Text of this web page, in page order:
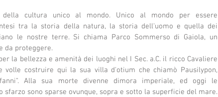
cultura unico al mondo. Unico al mondo per essere
tra la storia della natura, la storia dell'uomo e quella dei
le nostre terre. Si chiama Parco Sommerso di Gaiola, un
da proteggere.
la bellezza e amenità dei luoghi nel I Sec. a.C. il ricco Cavaliere
volle costruire qui la sua villa d'otium che chiamò Pausilypon,
Alla sua morte divenne dimora imperiale, ed oggi le
sfarzo sono sparse ovunque, sopra e sotto la superficie del mare.